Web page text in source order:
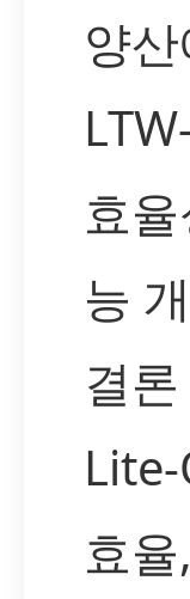
양
효
능
결론
효